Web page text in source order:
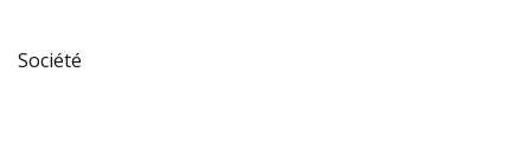
Société